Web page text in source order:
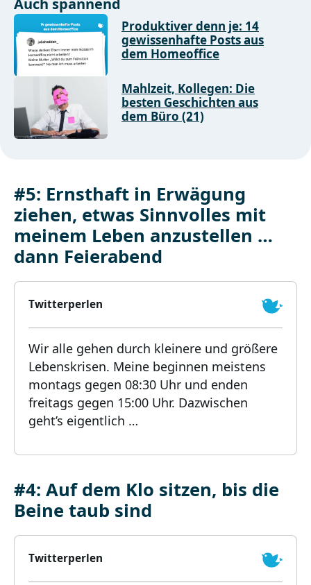
Auch spannend
Produktiver denn je: 14
gewissenhafte Posts aus
dem Homeoffice
Mahlzeit, Kollegen: Die
besten Geschichten aus
dem Büro (21)
#5: Ernsthaft in Erwägung
ziehen, etwas Sinnvolles mit
meinem Leben anzustellen …
dann Feierabend
Twitterperlen
Wir alle gehen durch kleinere und größere
Lebenskrisen. Meine beginnen meistens
montags gegen 08:30 Uhr und enden
freitags gegen 15:00 Uhr. Dazwischen
geht’s eigentlich …
#4: Auf dem Klo sitzen, bis die
Beine taub sind
Twitterperlen